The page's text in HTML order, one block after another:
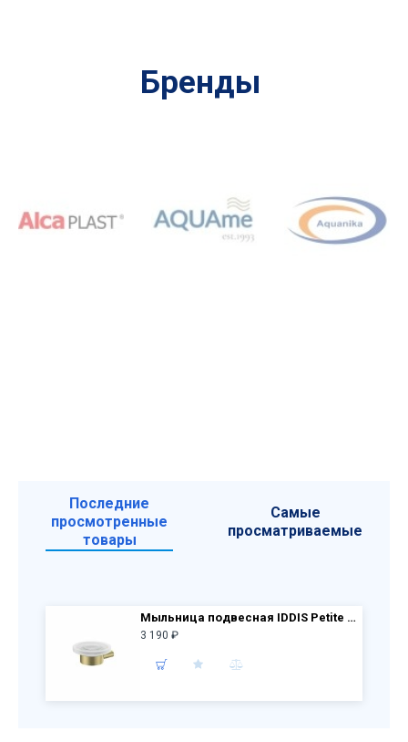
Бренды
Последние
просмотренные
товары
Самые
просматриваемые
Мыльница подвесная IDDIS Petite PETG0SGi42 матовое золото
3 190 ₽